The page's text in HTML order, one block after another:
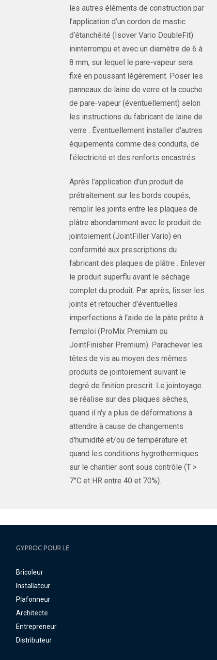
les autres éléments de construction par
l’application d’un cordon de mastic
d’étanchéité (Isover Vario DoubleFit)
ininterrompu et avec un diamètre de 6 à
8 mm, sur lequel le pare-vapeur sera
fixé en poussant légèrement. Poser les
panneaux de laine de verre et la couche
de pare-vapeur (éventuellement) selon
les instructions du fabricant de laine de
verre . Éventuellement installer d'autres
équipements comme des conduits, de
l'électricité et des renforts encastrés.
Après l'application d'un produit de
prétraitement sur les bords coupés,
remplir les joints entre les plaques de
plâtre abondamment avec le produit de
jointoiement (JointFiller Vario) en
conformité aux prescriptions du
fabricant des plaques de plâtre . Enlever
le produit superflu avant le séchage
complet du produit. Par après, lisser les
joints et retoucher d’éventuelles
imperfections à l’aide de la pâte prête à
l'emploi (ProMix Premium ou
JointFinisher Premium). Parachever les
têtes de vis au moyen des mêmes
produits de jointoiement suivant le
degré de finition prescrit. Le jointoyage
se réalise sur des plaques sèches,
quand il n'y a plus de déformations à
attendre à cause de changements
d'humidité et/ou de température et
quand les conditions hygrothermiques
sur le chantier sont sous contrôle (T >
7°C et HR entre 40 et 70%).
GYPROC POUR LE
Bricoleur
Installateur
Plafonneur
Architecte
Entrepreneur
Distributeur